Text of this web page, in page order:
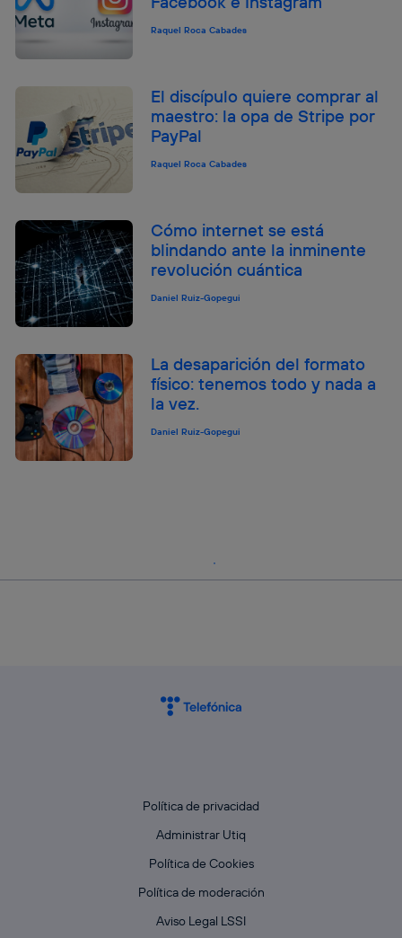
Raquel Roca Cabades
El discípulo quiere comprar al
maestro: la opa de Stripe por
PayPal
Raquel Roca Cabades
Cómo internet se está
blindando ante la inminente
revolución cuántica
Daniel Ruiz-Gopegui
La desaparición del formato
físico: tenemos todo y nada a
la vez.
Daniel Ruiz-Gopegui
Política de privacidad
Administrar Utiq
Política de Cookies
Política de moderación
Aviso Legal LSSI